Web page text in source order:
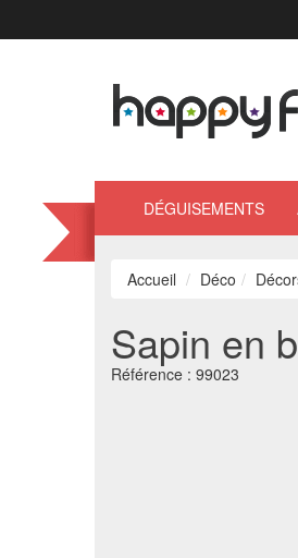
DÉGUISEMENTS
Accueil Déco
Sapin en
Référence : 99023